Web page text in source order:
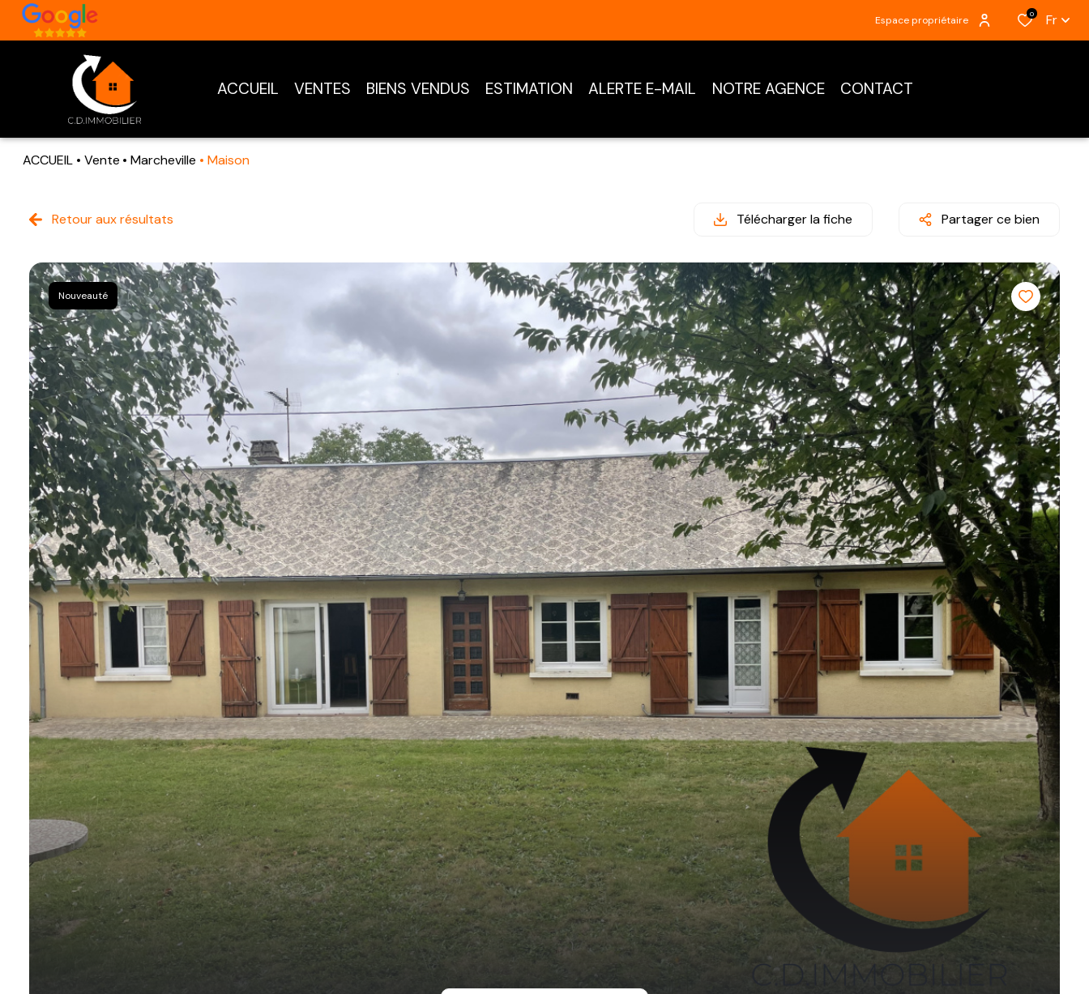
Espace propriétaire
0 Fr
ACCUEIL VENTES BIENS VENDUS ESTIMATION ALERTE E-MAIL NOTRE AGENCE CONTACT
ACCUEIL Vente Marcheville Maison
Retour aux résultats Télécharger la fiche Partager ce bien
Nouveauté